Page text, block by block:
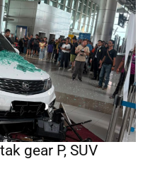
gear P, SUV